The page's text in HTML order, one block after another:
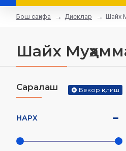
Бош саҳифа Дисклар Шайх
Шайх
Саралаш Бекор қилиш
НАРХ